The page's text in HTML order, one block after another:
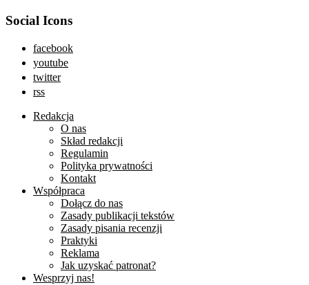
Social Icons
facebook
youtube
twitter
rss
Redakcja
O nas
Skład redakcji
Regulamin
Polityka prywatności
Kontakt
Współpraca
Dołącz do nas
Zasady publikacji tekstów
Zasady pisania recenzji
Praktyki
Reklama
Jak uzyskać patronat?
Wesprzyj nas!